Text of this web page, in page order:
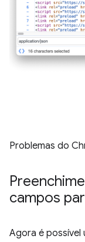
Problemas do
campos
Agora é